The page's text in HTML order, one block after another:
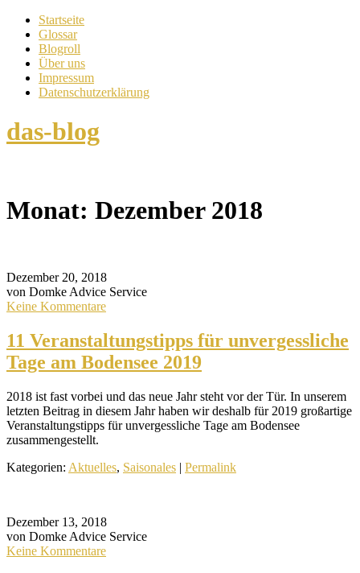
Startseite
Glossar
Blogroll
Über uns
Impressum
Datenschutzerklärung
das-blog
Monat: Dezember 2018
Dezember 20, 2018
von Domke Advice Service
Keine Kommentare
11 Veranstaltungstipps für unvergessliche
Tage am Bodensee 2019
2018 ist fast vorbei und das neue Jahr steht vor der Tür. In unserem
letzten Beitrag in diesem Jahr haben wir deshalb für 2019 großartige
Veranstaltungstipps für unvergessliche Tage am Bodensee
zusammengestellt.
Kategorien: Aktuelles, Saisonales | Permalink
Dezember 13, 2018
von Domke Advice Service
Keine Kommentare